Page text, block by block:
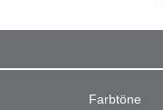
Farbtöne